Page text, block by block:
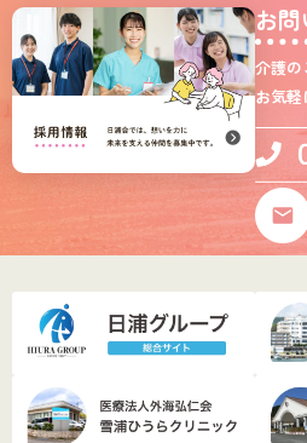
お
介護の
お気軽